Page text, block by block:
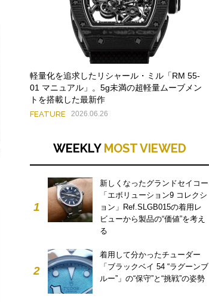
軽量化を追求したリシャール・ミル「RM 55-
01 マニュアル」。5g未満の超軽量ムーブメン
トを搭載した最新作
FEATURE 2026.06.26
WEEKLY MOST VIEWED
1
新しくなったグランドセイコー
「エボリューション9 コレクシ
ョン」Ref.SLGB015の着用レ
ビューから製品の“価値”を考え
る
2
着用して分かったチューダー
「ブラックベイ 54 “ラグーンブ
ルー”」の“保守”と“挑戦”の姿勢